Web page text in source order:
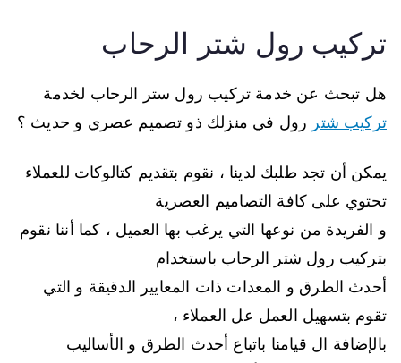
تركيب رول شتر الرحاب
هل تبحث عن خدمة تركيب رول ستر الرحاب لخدمة
تركيب شتر رول في منزلك ذو تصميم عصري و حديث ؟
يمكن أن تجد طلبك لدينا ، نقوم بتقديم كتالوكات للعملاء
تحتوي على كافة التصاميم العصرية
و الفريدة من نوعها التي يرغب بها العميل ، كما أننا نقوم
بتركيب رول شتر الرحاب باستخدام
أحدث الطرق و المعدات ذات المعايير الدقيقة و التي
تقوم بتسهيل العمل عل العملاء ،
بالإضافة ال قيامنا باتباع أحدث الطرق و الأساليب